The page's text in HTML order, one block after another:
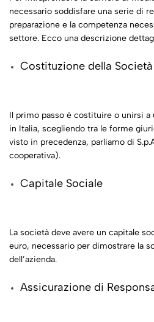
necessario soddisfare una serie di
preparazione e la competenza
settore. Ecco una descrizione
Costituzione della Società
Il primo passo è costituire o unirsi a
in Italia, scegliendo tra le forme
visto in precedenza, parliamo di
cooperativa).
Capitale Sociale
La società deve avere un capitale
euro, necessario per dimostrare la
dell’azienda.
Assicurazione di